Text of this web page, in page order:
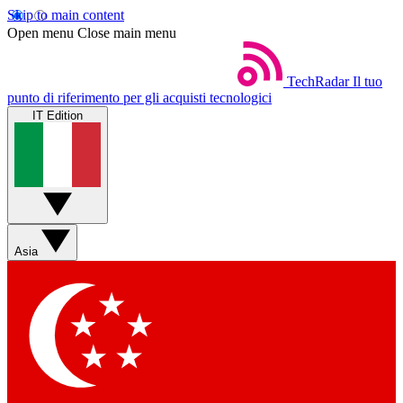
Skip to main content
Open menu Close main menu
TechRadar Il tuo
punto di riferimento per gli acquisti tecnologici
IT Edition
Asia